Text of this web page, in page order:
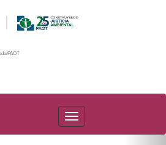
PAOT
PAOT